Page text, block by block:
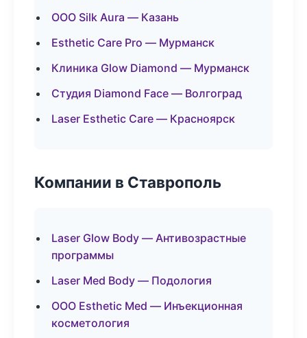
ООО Silk Aura — Казань
Esthetic Care Pro — Мурманск
Клиника Glow Diamond — Мурманск
Студия Diamond Face — Волгоград
Laser Esthetic Care — Красноярск
Компании в Ставрополь
Laser Glow Body — Антивозрастные
программы
Laser Med Body — Подология
ООО Esthetic Med — Инъекционная
косметология